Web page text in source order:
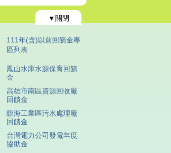
▼關閉
111年(含)以前回饋金專
區列表
鳳山水庫水源保育回饋
金
高雄市南區資源回收廠
回饋金
臨海工業區污水處理廠
回饋金
台灣電力公司發電年度
協助金